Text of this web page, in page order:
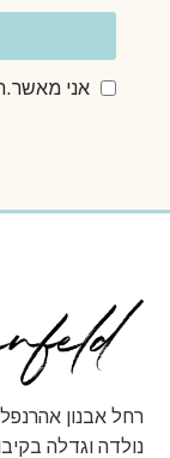
אני
רחל אבנון
נולדה וגדלה